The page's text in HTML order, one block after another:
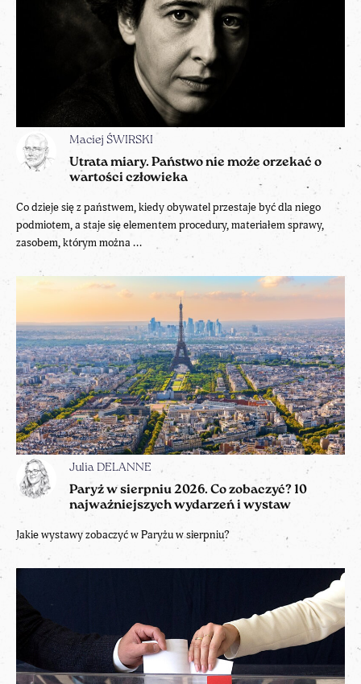
Maciej ŚWIRSKI
Utrata miary. Państwo nie może orzekać o
wartości człowieka
Co dzieje się z państwem, kiedy obywatel przestaje być dla niego
podmiotem, a staje się elementem procedury, materiałem sprawy,
zasobem, którym można ...
Julia DELANNE
Paryż w sierpniu 2026. Co zobaczyć? 10
najważniejszych wydarzeń i wystaw
Jakie wystawy zobaczyć w Paryżu w sierpniu?